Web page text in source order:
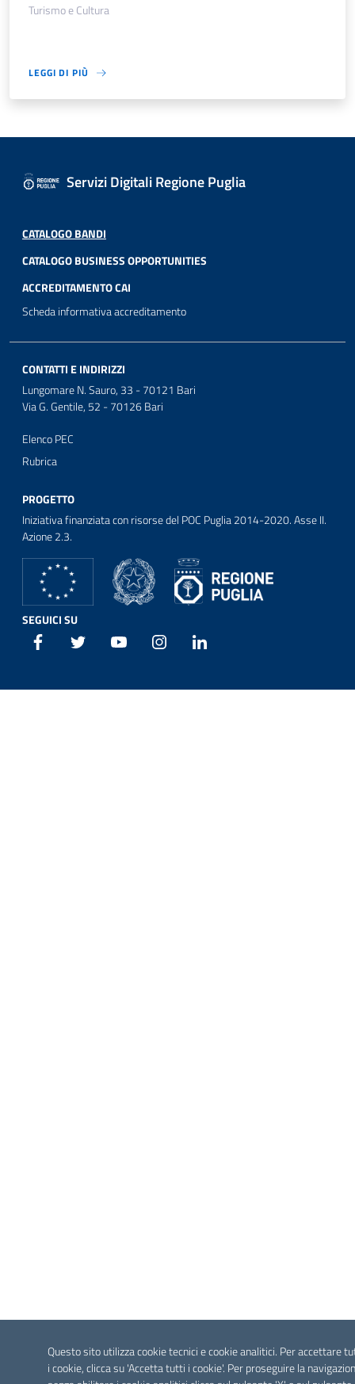
Questo sito utilizza cookie tecnici e cookie analitici. Per accettare
i cookie, clicca su 'Accetta tutti i cookie'. Per proseguire la
Turismo e Cultura
LEGGI DI PIÙ
Servizi Digitali Regione Puglia
CATALOGO BANDI
CATALOGO BUSINESS OPPORTUNITIES
ACCREDITAMENTO CAI
Scheda informativa accreditamento
CONTATTI E INDIRIZZI
Lungomare N. Sauro, 33 - 70121 Bari
Via G. Gentile, 52 - 70126 Bari
Elenco PEC
Rubrica
PROGETTO
Iniziativa finanziata con risorse del POC Puglia 2014-2020. Asse II.
Azione 2.3.
SEGUICI SU
Facebook Twitter Youtube Instagram